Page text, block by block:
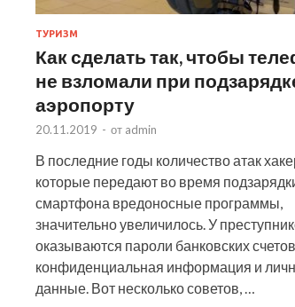
ТУРИЗМ
Как сделать так, чтобы
не взломали при
аэропорту
20.11.2019 - от admin
В последние годы количество атак
которые передают во время
смартфона вредоносные программы,
значительно увеличилось. У
оказываются пароли банковских
конфиденциальная информация и
данные. Вот несколько советов, …